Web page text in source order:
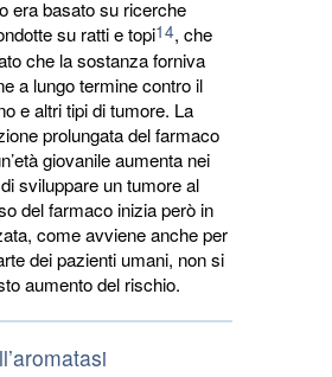
era basato su ricerche
su ratti e topi14, che
che la sostanza forniva
a lungo termine contro il
e altri tipi di tumore. La
prolungata del farmaco
giovanile aumenta nei
sviluppare un tumore al
del farmaco inizia però in
come avviene anche per
dei pazienti umani, non si
aumento del rischio.